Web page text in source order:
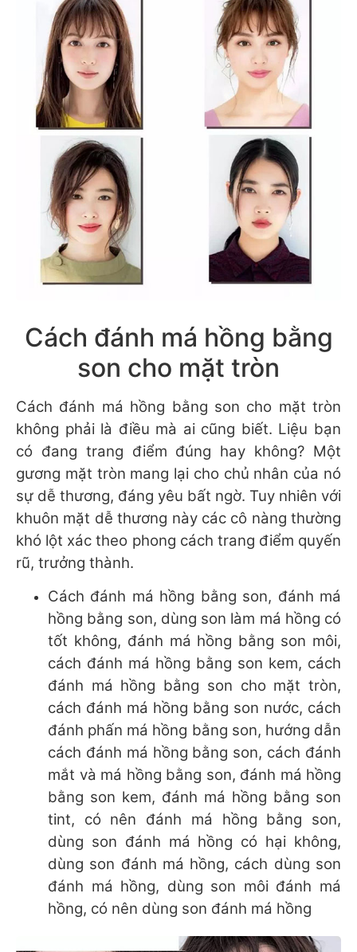
Cách đánh má hồng bằng
son cho mặt tròn
Cách đánh má hồng bằng son cho mặt tròn
không phải là điều mà ai cũng biết. Liệu bạn
có đang trang điểm đúng hay không? Một
gương mặt tròn mang lại cho chủ nhân của nó
sự dễ thương, đáng yêu bất ngờ. Tuy nhiên với
khuôn mặt dễ thương này các cô nàng thường
khó lột xác theo phong cách trang điểm quyến
rũ, trưởng thành.
Cách đánh má hồng bằng son, đánh má
hồng bằng son, dùng son làm má hồng có
tốt không, đánh má hồng bằng son môi,
cách đánh má hồng bằng son kem, cách
đánh má hồng bằng son cho mặt tròn,
cách đánh má hồng bằng son nước, cách
đánh phấn má hồng bằng son, hướng dẫn
cách đánh má hồng bằng son, cách đánh
mắt và má hồng bằng son, đánh má hồng
bằng son kem, đánh má hồng bằng son
tint, có nên đánh má hồng bằng son,
dùng son đánh má hồng có hại không,
dùng son đánh má hồng, cách dùng son
đánh má hồng, dùng son môi đánh má
hồng, có nên dùng son đánh má hồng